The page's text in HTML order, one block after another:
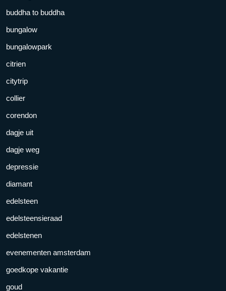
buddha to buddha
bungalow
bungalowpark
citrien
citytrip
collier
corendon
dagje uit
dagje weg
depressie
diamant
edelsteen
edelsteensieraad
edelstenen
evenementen amsterdam
goedkope vakantie
goud